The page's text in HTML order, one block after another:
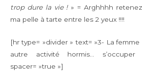
trop dure la vie !» = Arghhhh
ma pelle à tarte entre les 2 yeux !!!!
[hr type= »divider » text= »3- La femme
autre activité hormis…
spacer= »true »]